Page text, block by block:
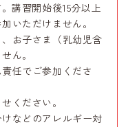
講習開始後15分以上
いただけません。
お子さま（乳幼児含
ん。
任でご参加くださ
ください。
などのアレルギー対